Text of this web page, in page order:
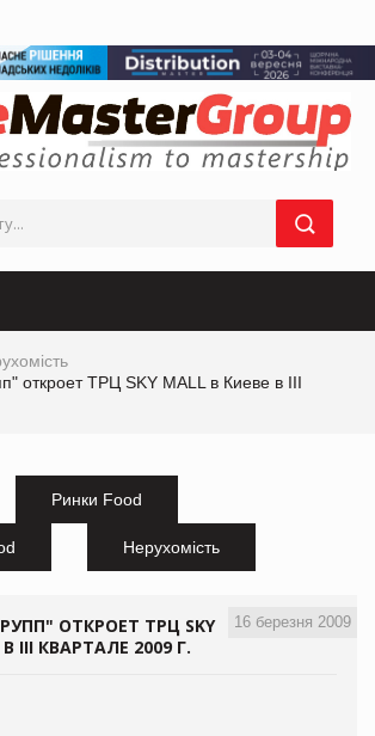
откроет ТРЦ SKY MALL в Киеве в III
Ринки Food
Нерухомість
16 березня 2009
ОТКРОЕТ ТРЦ SKY
III КВАРТАЛЕ 2009 Г.